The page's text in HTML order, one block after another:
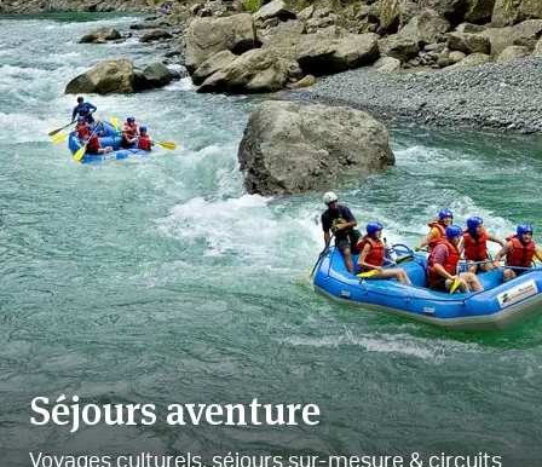
Séjours aventure
Voyages culturels, séjours sur-mesure & circuits